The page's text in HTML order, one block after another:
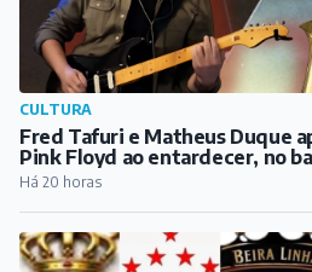
ESPORTE
Conheça as equipes
disputando a Copa Barroso
Há 21 horas